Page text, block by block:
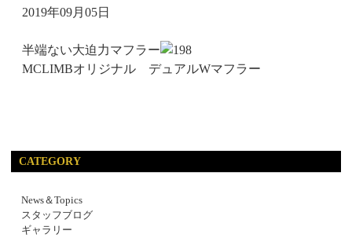
2019年09月05日
半端ない大迫力マフラー
MCLIMBオリジナル デュアルWマフラー
CATEGORY
News＆Topics
スタッフブログ
ギャラリー